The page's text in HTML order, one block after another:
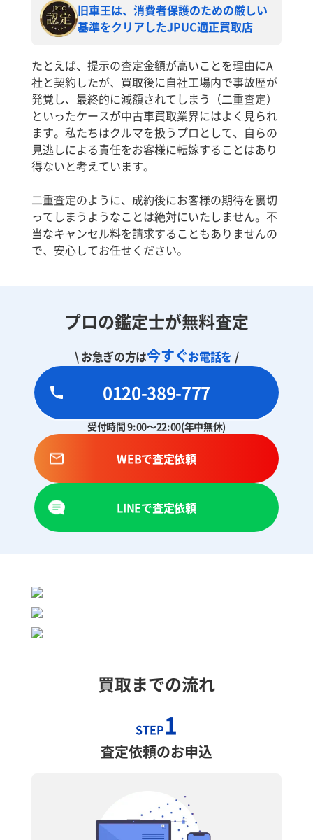
旧車王は、消費者保護のための厳しい
基準をクリアしたJPUC適正買取店
たとえば、提示の査定金額が高いことを理由にA
社と契約したが、買取後に自社工場内で事故歴が
発覚し、最終的に減額されてしまう（二重査定）
といったケースが中古車買取業界にはよく見られ
ます。私たちはクルマを扱うプロとして、自らの
見逃しによる責任をお客様に転嫁することはあり
得ないと考えています。
二重査定のように、成約後にお客様の期待を裏切
ってしまうようなことは絶対にいたしません。不
当なキャンセル料を請求することもありませんの
で、安心してお任せください。
プロの鑑定士が無料査定
\ お急ぎの方は今すぐお電話を /
0120-389-777
受付時間 9:00～22:00(年中無休)
WEBで査定依頼
LINEで査定依頼
買取までの流れ
STEP1
査定依頼のお申込